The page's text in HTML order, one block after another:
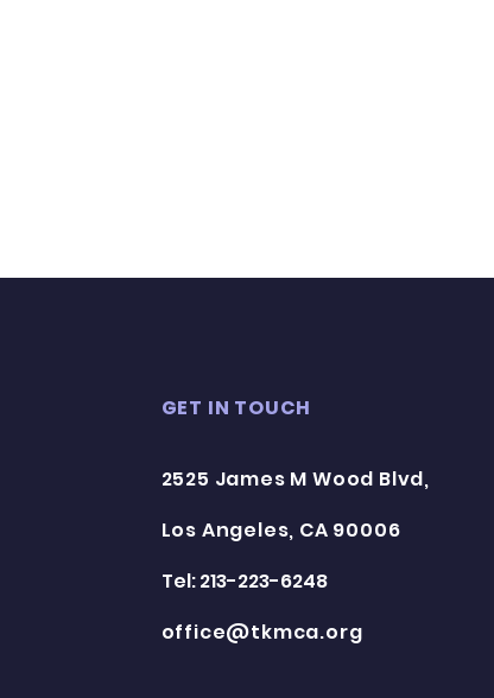
GET IN TOUCH
2525 James M Wood Blvd,
Los Angeles, CA 90006
Tel: 213-223-6248
office@tkmca.org